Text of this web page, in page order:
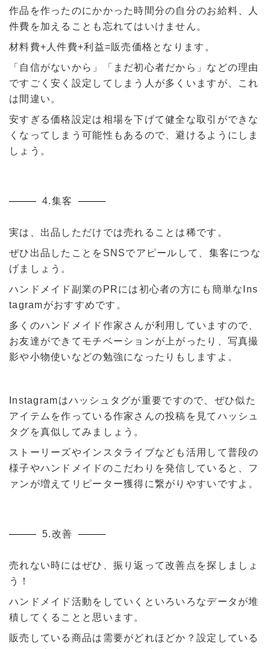
作品を作ったのにかかった時間分の自分のお給料、人
件費を加えることも忘れてはいけません。
材料費+人件費+利益=販売価格となります。
「自信がないから」「まだ初心者だから」などの理由
ですごく安く設定してしまう人が多くいますが、これ
は間違い。
安すぎる価格設定は相場を下げて健全な取引ができな
くなってしまう可能性もあるので、避けるようにしま
しょう。
4.集客
実は、出品しただけでは売れることは稀です。
ぜひ出品したことをSNSでアピールして、集客につな
げましょう。
ハンドメイド副業のPRには初心者の方にも簡単なIns
tagramがおすすめです。
多くのハンドメイド作家さんが利用していますので、
お友達ができてモチベーションが上がったり、写真撮
影や小物使いなどの勉強になったりもしますよ。
Instagramはハッシュタグが重要ですので、ぜひ似た
アイテムを作っている作家さんの投稿を見てハッシュ
タグを真似してみましょう。
ストーリーズやインスタライブなども活用して普段の
様子やハンドメイドのこだわりを発信していると、フ
ァンが増えてリピーター獲得に繋がりやすいですよ。
5.改善
売れない時にはぜひ、振り返って改善点を探しましょ
う！
ハンドメイド活動をしていくといろいろなデータが堆
積してくることと思います。
販売している商品は需要がどれほどか？設定している